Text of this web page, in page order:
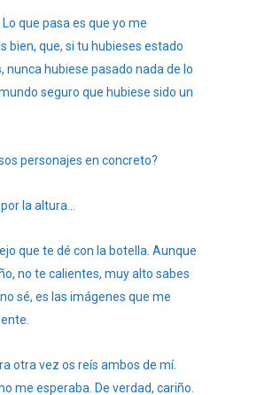
que pasa es que yo me
bien, que, si tu hubieses estado
nunca hubiese pasado nada de lo
seguro que hubiese sido un
personajes en concreto?
la altura…
que te dé con la botella. Aunque
no te calientes, muy alto sabes
sé, es las imágenes que me
otra vez os reís ambos de mí.
me esperaba. De verdad, cariño.